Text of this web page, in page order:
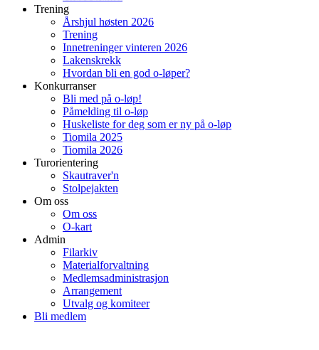
Trening
Årshjul høsten 2026
Trening
Innetreninger vinteren 2026
Lakenskrekk
Hvordan bli en god o-løper?
Konkurranser
Bli med på o-løp!
Påmelding til o-løp
Huskeliste for deg som er ny på o-løp
Tiomila 2025
Tiomila 2026
Turorientering
Skautraver'n
Stolpejakten
Om oss
Om oss
O-kart
Admin
Filarkiv
Materialforvaltning
Medlemsadministrasjon
Arrangement
Utvalg og komiteer
Bli medlem